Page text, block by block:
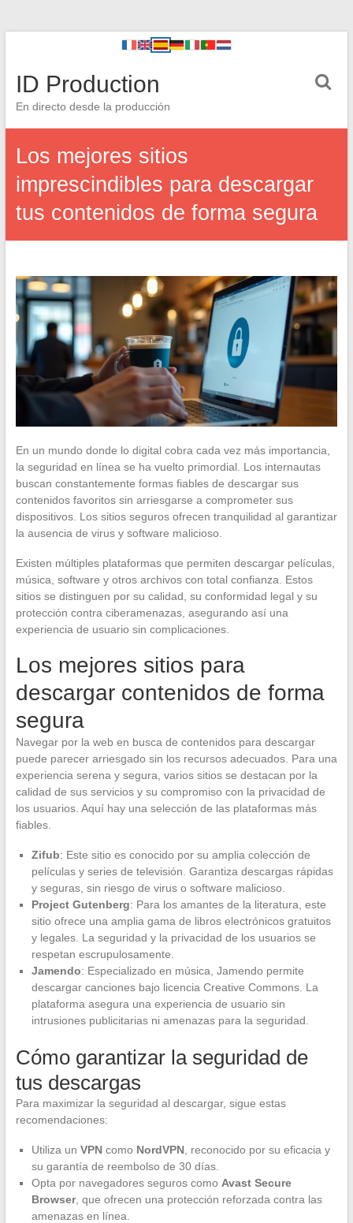
ID Production
En directo desde la producción
Los mejores sitios
imprescindibles para descargar
tus contenidos de forma segura
En un mundo donde lo digital cobra cada vez más importancia,
la seguridad en línea se ha vuelto primordial. Los internautas
buscan constantemente formas fiables de descargar sus
contenidos favoritos sin arriesgarse a comprometer sus
dispositivos. Los sitios seguros ofrecen tranquilidad al garantizar
la ausencia de virus y software malicioso.
Existen múltiples plataformas que permiten descargar películas,
música, software y otros archivos con total confianza. Estos
sitios se distinguen por su calidad, su conformidad legal y su
protección contra ciberamenazas, asegurando así una
experiencia de usuario sin complicaciones.
Los mejores sitios para
descargar contenidos de forma
segura
Navegar por la web en busca de contenidos para descargar
puede parecer arriesgado sin los recursos adecuados. Para una
experiencia serena y segura, varios sitios se destacan por la
calidad de sus servicios y su compromiso con la privacidad de
los usuarios. Aquí hay una selección de las plataformas más
fiables.
Zifub: Este sitio es conocido por su amplia colección de
películas y series de televisión. Garantiza descargas rápidas
y seguras, sin riesgo de virus o software malicioso.
Project Gutenberg: Para los amantes de la literatura, este
sitio ofrece una amplia gama de libros electrónicos gratuitos
y legales. La seguridad y la privacidad de los usuarios se
respetan escrupulosamente.
Jamendo: Especializado en música, Jamendo permite
descargar canciones bajo licencia Creative Commons. La
plataforma asegura una experiencia de usuario sin
intrusiones publicitarias ni amenazas para la seguridad.
Cómo garantizar la seguridad de
tus descargas
Para maximizar la seguridad al descargar, sigue estas
recomendaciones:
Utiliza un VPNcomo NordVPN, reconocido por su eficacia y
su garantía de reembolso de 30 días.
Opta por navegadores seguros como Avast Secure
Browser, que ofrecen una protección reforzada contra las
amenazas en línea.